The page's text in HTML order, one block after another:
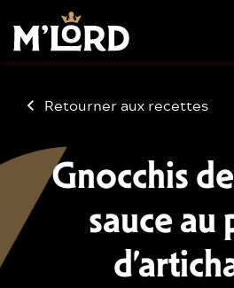
Retourner aux recettes
Gnocchis
sauce au